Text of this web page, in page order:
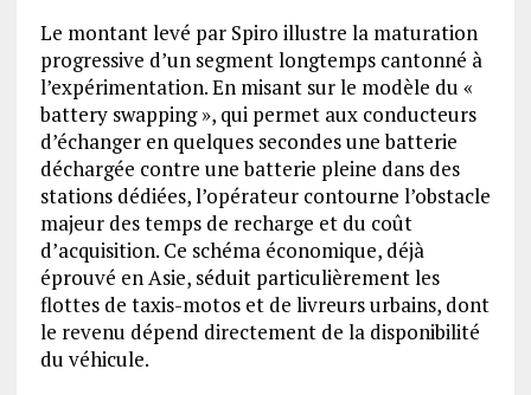
Le montant levé par Spiro illustre la maturation
progressive d’un segment longtemps cantonné à
l’expérimentation. En misant sur le modèle du «
battery swapping », qui permet aux conducteurs
d’échanger en quelques secondes une batterie
déchargée contre une batterie pleine dans des
stations dédiées, l’opérateur contourne l’obstacle
majeur des temps de recharge et du coût
d’acquisition. Ce schéma économique, déjà
éprouvé en Asie, séduit particulièrement les
flottes de taxis-motos et de livreurs urbains, dont
le revenu dépend directement de la disponibilité
du véhicule.